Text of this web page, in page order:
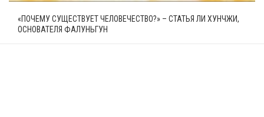
«ПОЧЕМУ СУЩЕСТВУЕТ ЧЕЛОВЕЧЕСТВО?» – СТАТЬЯ ЛИ ХУНЧЖИ,
ОСНОВАТЕЛЯ ФАЛУНЬГУН